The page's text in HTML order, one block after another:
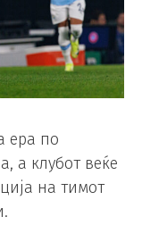
ера по
а клубот веќе
на тимот